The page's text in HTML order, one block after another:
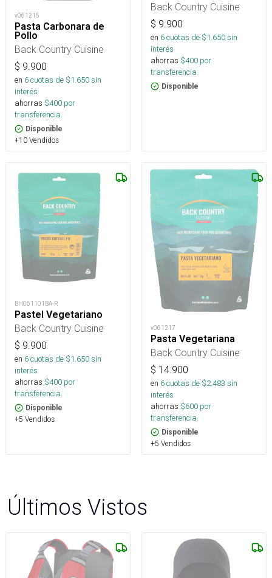
v061215
Pasta Carbonara de
Pollo
Back Country Cuisine
$ 9.900
en 6cuotas de $1.650sin
interés
ahorras $400 por
transferencia.
Disponible
+10 Vendidos
Back Country Cuisine
$ 9.900
en 6cuotas de $1.650sin
interés
ahorras $400 por
transferencia.
Disponible
BH061101BA-R
Pastel Vegetariano
Back Country Cuisine
$ 9.900
en 6cuotas de $1.650sin
interés
ahorras $400 por
transferencia.
Disponible
+5 Vendidos
v061217
Pasta Vegetariana
Back Country Cuisine
$ 14.900
en 6cuotas de $2.483 sin
interés
ahorras $600 por
transferencia.
Disponible
+5 Vendidos
Últimos Vistos